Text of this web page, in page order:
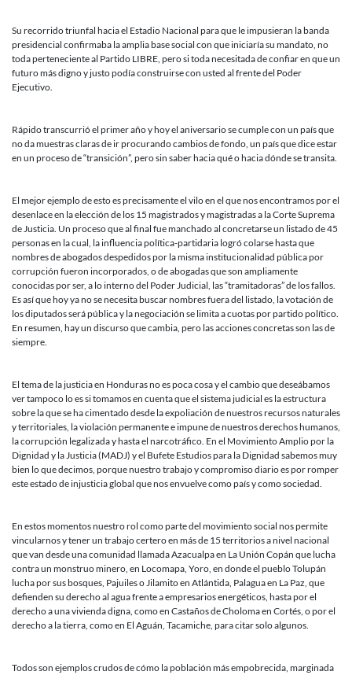
pasar
del
discurso,
Su recorrido triunfal hacia el Estadio Nacional para que le impusieran la banda
presidencial confirmaba la amplia base social con que iniciaría su mandato, no
toda perteneciente al Partido LIBRE, pero si toda necesitada de confiar en que un
futuro más digno y justo podía construirse con usted al frente del Poder
Ejecutivo.
Rápido transcurrió el primer año y hoy el aniversario se cumple con un país que
no da muestras claras de ir procurando cambios de fondo, un país que dice estar
en un proceso de “transición”, pero sin saber hacia qué o hacia dónde se transita.
El mejor ejemplo de esto es precisamente el vilo en el que nos encontramos por el
desenlace en la elección de los 15 magistrados y magistradas a la Corte Suprema
de Justicia. Un proceso que al final fue manchado al concretarse un listado de 45
personas en la cual, la influencia política-partidaria logró colarse hasta que
nombres de abogados despedidos por la misma institucionalidad pública por
corrupción fueron incorporados, o de abogadas que son ampliamente
conocidas por ser, a lo interno del Poder Judicial, las “tramitadoras” de los fallos.
Es así que hoy ya no se necesita buscar nombres fuera del listado, la votación de
los diputados será pública y la negociación se limita a cuotas por partido político.
En resumen, hay un discurso que cambia, pero las acciones concretas son las de
siempre.
El tema de la justicia en Honduras no es poca cosa y el cambio que deseábamos
ver tampoco lo es si tomamos en cuenta que el sistema judicial es la estructura
sobre la que se ha cimentado desde la expoliación de nuestros recursos naturales
y territoriales, la violación permanente e impune de nuestros derechos humanos,
la corrupción legalizada y hasta el narcotráfico. En el Movimiento Amplio por la
Dignidad y la Justicia (MADJ) y el Bufete Estudios para la Dignidad sabemos muy
bien lo que decimos, porque nuestro trabajo y compromiso diario es por romper
este estado de injusticia global que nos envuelve como país y como sociedad.
En estos momentos nuestro rol como parte del movimiento social nos permite
vincularnos y tener un trabajo certero en más de 15 territorios a nivel nacional
que van desde una comunidad llamada Azacualpa en La Unión Copán que lucha
contra un monstruo minero, en Locomapa, Yoro, en donde el pueblo Tolupán
lucha por sus bosques, Pajuiles o Jilamito en Atlántida, Palagua en La Paz, que
defienden su derecho al agua frente a empresarios energéticos, hasta por el
derecho a una vivienda digna, como en Castaños de Choloma en Cortés, o por el
derecho a la tierra, como en El Aguán, Tacamiche, para citar solo algunos.
Todos son ejemplos crudos de cómo la población más empobrecida, marginada